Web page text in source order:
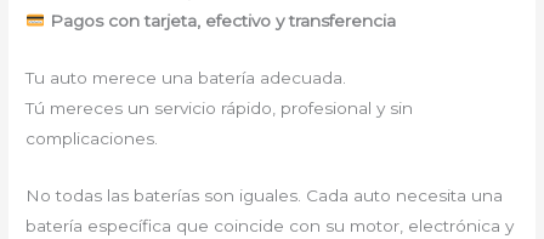
Pagos con tarjeta, efectivo y transferencia
Tu auto merece una batería adecuada.
Tú mereces un servicio rápido, profesional y sin
complicaciones.
No todas las baterías son iguales. Cada auto necesita una
batería específica que coincide con su motor, electrónica y